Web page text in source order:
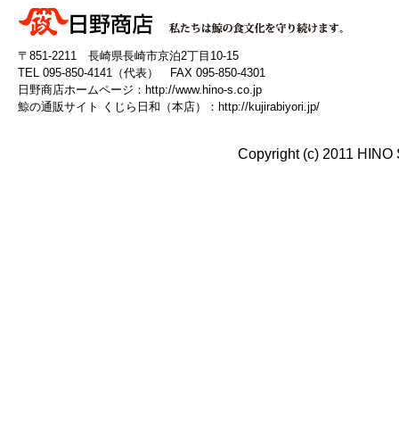
〒851-2211 長崎県長崎市京泊2丁目10-15
TEL 095-850-4141（代表） FAX 095-850-4301
日野商店ホームページ： http://www.hino-s.co.jp
鯨の通販サイト くじら日和（本店）： http://kujirabiyori.jp/
Copyright (c) 2011